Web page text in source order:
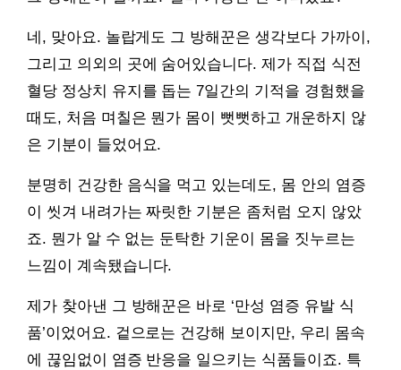
네, 맞아요. 놀랍게도 그 방해꾼은 생각보다 가까이,
그리고 의외의 곳에 숨어있습니다. 제가 직접 식전
혈당 정상치 유지를 돕는 7일간의 기적을 경험했을
때도, 처음 며칠은 뭔가 몸이 뻣뻣하고 개운하지 않
은 기분이 들었어요.
분명히 건강한 음식을 먹고 있는데도, 몸 안의 염증
이 씻겨 내려가는 짜릿한 기분은 좀처럼 오지 않았
죠. 뭔가 알 수 없는 둔탁한 기운이 몸을 짓누르는
느낌이 계속됐습니다.
제가 찾아낸 그 방해꾼은 바로 ‘만성 염증 유발 식
품’이었어요. 겉으로는 건강해 보이지만, 우리 몸속
에 끊임없이 염증 반응을 일으키는 식품들이죠. 특